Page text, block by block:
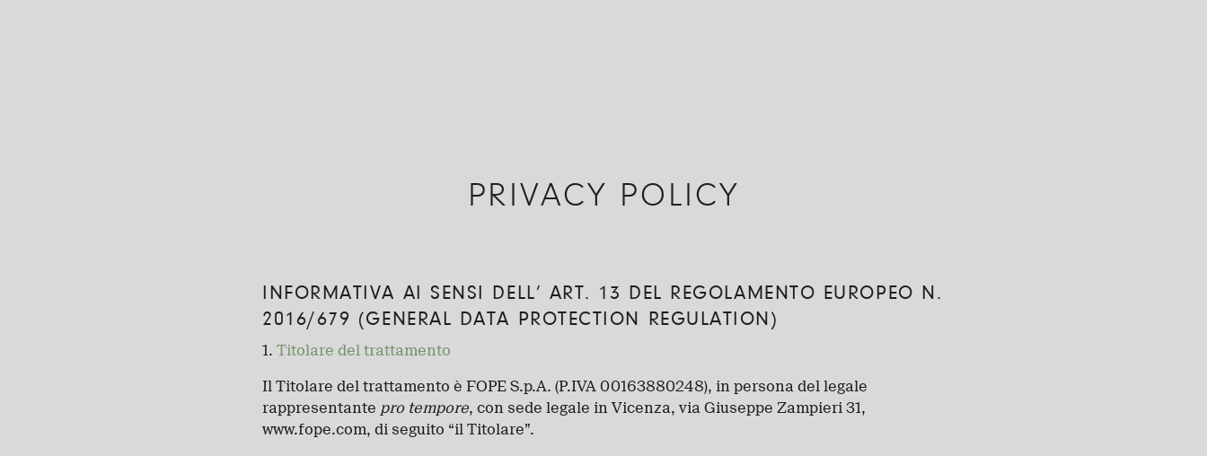
PRIVACY POLICY
INFORMATIVA AI SENSI DELL’ ART. 13 DEL REGOLAMENTO EUROPEO N.
2016/679 (GENERAL DATA PROTECTION REGULATION)
Titolare del trattamento
Il Titolare del trattamento è FOPE S.p.A. (P.IVA 00163880248), in persona del legale
rappresentante pro tempore, con sede legale in Vicenza, via Giuseppe Zampieri 31,
www.fope.com, di seguito “il Titolare”.